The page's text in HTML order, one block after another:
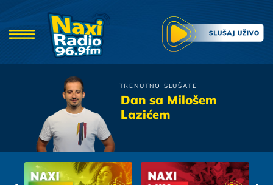
TRENUTNO SLUŠATE
Dan sa Milošem
Lazićem
Valentino